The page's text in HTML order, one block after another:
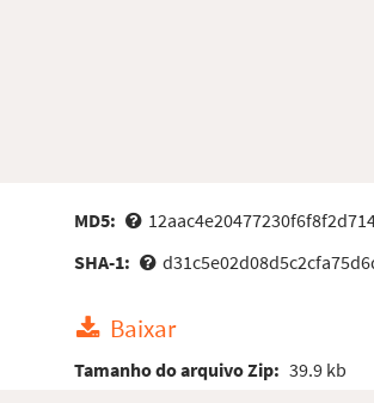
MD5:
SHA-1:
Baixar
Tamanho do arquivo Zip: 39.9 kb